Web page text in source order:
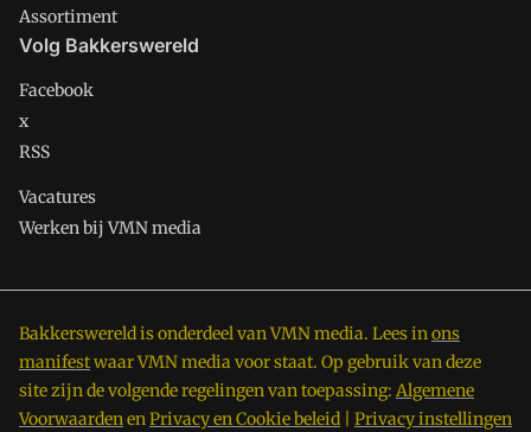
Assortiment
Volg Bakkerswereld
Facebook
x
RSS
Vacatures
Werken bij VMN media
Bakkerswereld is onderdeel van VMN media. Lees inons
manifestwaar VMN media voor staat. Op gebruik van deze
site zijn de volgende regelingen van toepassing: Algemene
VoorwaardenenPrivacy en Cookie beleid Privacy instellingen